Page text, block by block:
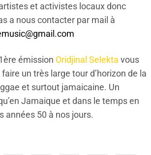
et activistes locaux donc
a nous contacter par mail à
émission Oridjinal Selekta vous
un très large tour d’horizon de la
et surtout jamaicaine. Un
Jamaique et dans le temps en
années 50 à nos jours.